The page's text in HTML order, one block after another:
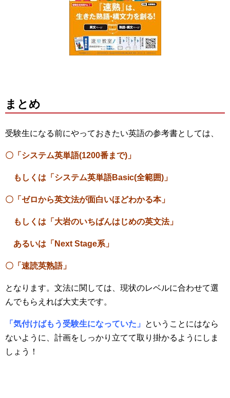
まとめ
受験生になる前にやっておきたい英語の参考書としては、
〇「システム英単語(1200番まで)」
もしくは「システム英単語Basic(全範囲)」
〇 「ゼロから英文法が面白いほどわかる本」
もしくは「大岩のいちばんはじめの英文法」
あるいは「Next Stage系」
〇「速読英熟語」
となります。文法に関しては、現状のレベルに合わせて選
んでもらえれば大丈夫です。
「気付けばもう受験生になっていた」
ということにはなら
ないように、計画をしっかり立てて取り掛かるようにしま
しょう！